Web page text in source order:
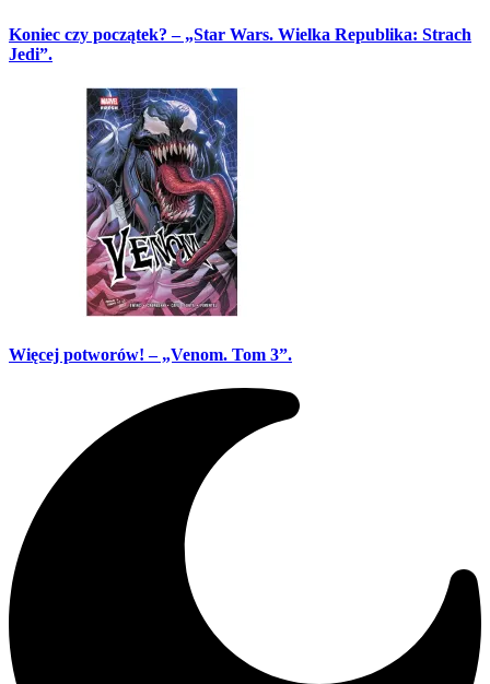
Koniec czy początek? – „Star Wars. Wielka Republika: Strach
Jedi”.
Więcej potworów! – „Venom. Tom 3”.